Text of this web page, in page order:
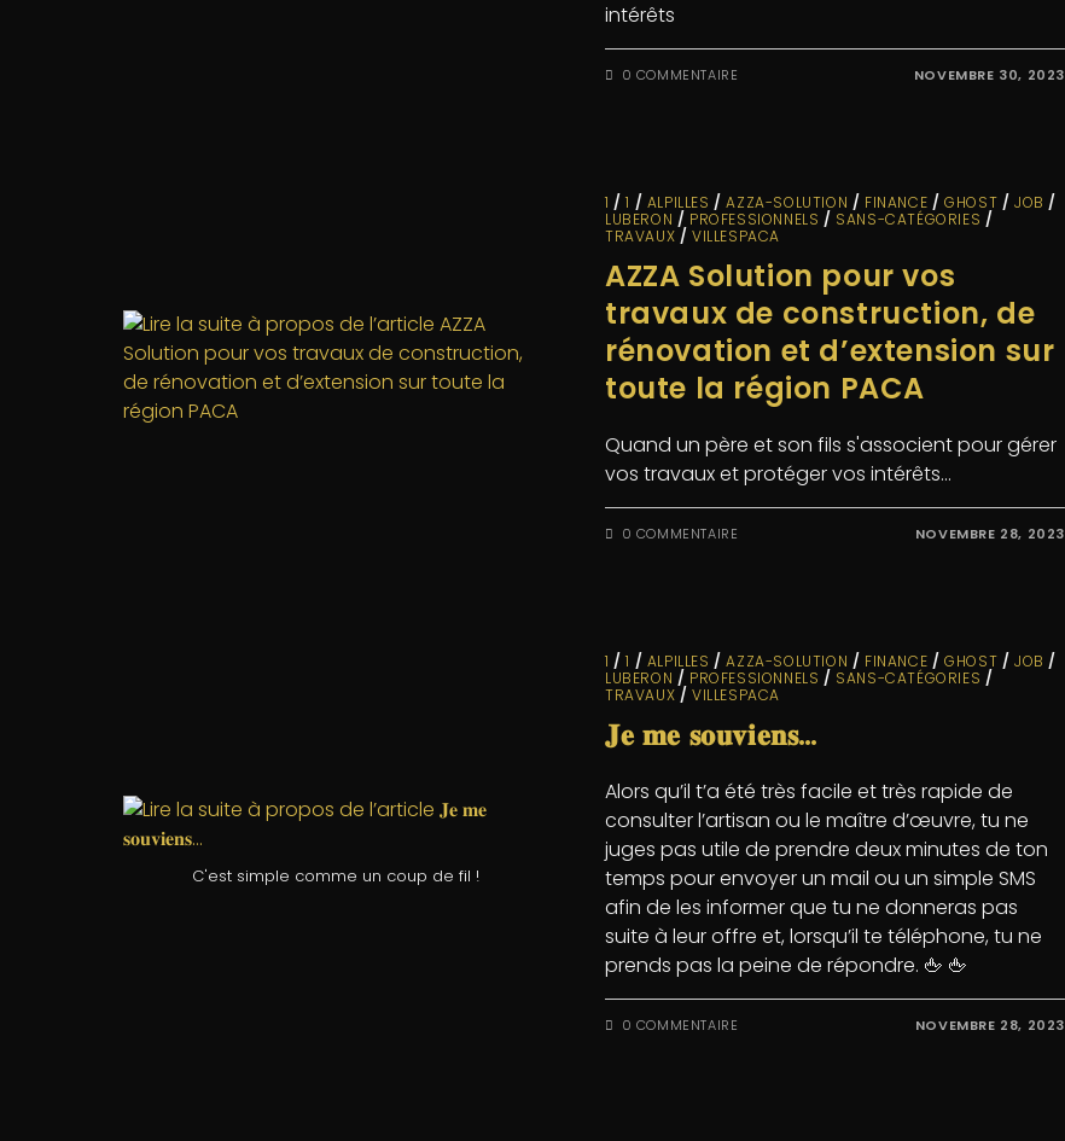
intérêts
0 COMMENTAIRE NOVEMBRE 30, 2023
1 /1 / ALPILLES /AZZA-SOLUTION / FINANCE /GHOST / JOB /
LUBERON / PROFESSIONNELS / SANS-CATÉGORIES /
TRAVAUX /VILLESPACA
AZZA Solution pour vos
travaux de construction, de
rénovation et d’extension sur
toute la région PACA
Quand un père et son fils s'associent pour gérer
vos travaux et protéger vos intérêts...
0 COMMENTAIRE NOVEMBRE 28, 2023
C'est simple comme un coup de fil !
1 /1 / ALPILLES /AZZA-SOLUTION / FINANCE /GHOST / JOB /
LUBERON / PROFESSIONNELS / SANS-CATÉGORIES /
TRAVAUX /VILLESPACA
𝐉𝐞 𝐦𝐞 𝐬𝐨𝐮𝐯𝐢𝐞𝐧𝐬…
Alors qu’il t’a été très facile et très rapide de
consulter l’artisan ou le maître d’œuvre, tu ne
juges pas utile de prendre deux minutes de ton
temps pour envoyer un mail ou un simple SMS
afin de les informer que tu ne donneras pas
suite à leur offre et, lorsqu’il te téléphone, tu ne
prends pas la peine de répondre. 🖕 🖕
0 COMMENTAIRE NOVEMBRE 28, 2023